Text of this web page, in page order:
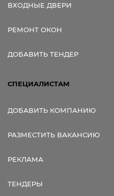
ВХОДНЫЕ ДВЕРИ
РЕМОНТ ОКОН
ДОБАВИТЬ ТЕНДЕР
СПЕЦИАЛИСТАМ
ДОБАВИТЬ КОМПАНИЮ
РАЗМЕСТИТЬ ВАКАНСИЮ
РЕКЛАМА
ТЕНДЕРЫ